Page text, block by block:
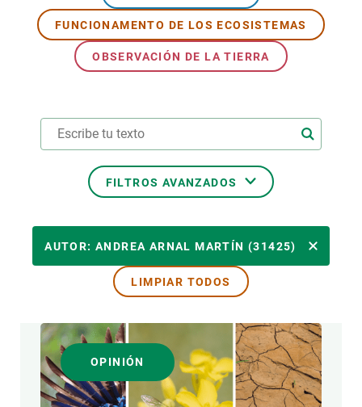
FUNCIONAMENTO DE LOS ECOSISTEMAS
OBSERVACIÓN DE LA TIERRA
FILTROS AVANZADOS
TEMAS TRANSVERSALES
FORMATO
AUTOR: ANDREA ARNAL MARTÍN (31425)
LIMPIAR TODOS
OPINIÓN
PARTICIPA
NOTICIAS Y AGENDA